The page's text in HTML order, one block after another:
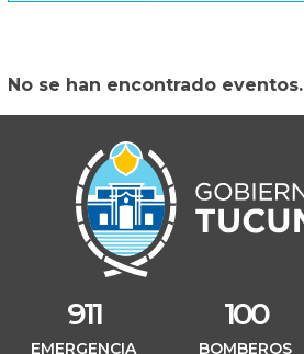
No se han encontrado eventos.
Oficiales
Salud
Cultura
911
EMERGENCIA
100
BOMBEROS